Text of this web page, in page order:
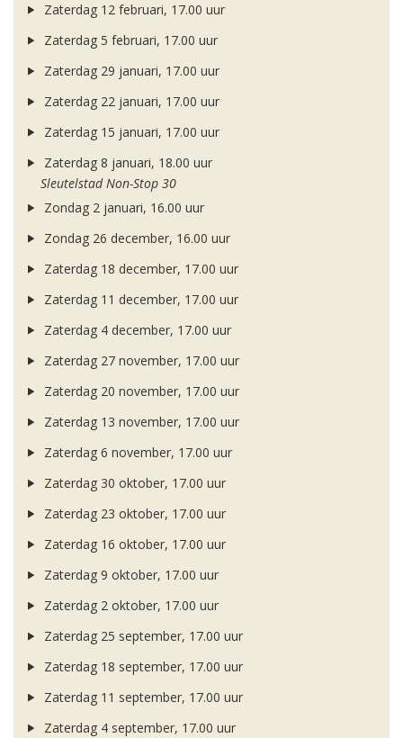
Zaterdag 12 februari, 17.00 uur
Zaterdag 5 februari, 17.00 uur
Zaterdag 29 januari, 17.00 uur
Zaterdag 22 januari, 17.00 uur
Zaterdag 15 januari, 17.00 uur
Zaterdag 8 januari, 18.00 uur
Sleutelstad Non-Stop 30
Zondag 2 januari, 16.00 uur
Zondag 26 december, 16.00 uur
Zaterdag 18 december, 17.00 uur
Zaterdag 11 december, 17.00 uur
Zaterdag 4 december, 17.00 uur
Zaterdag 27 november, 17.00 uur
Zaterdag 20 november, 17.00 uur
Zaterdag 13 november, 17.00 uur
Zaterdag 6 november, 17.00 uur
Zaterdag 30 oktober, 17.00 uur
Zaterdag 23 oktober, 17.00 uur
Zaterdag 16 oktober, 17.00 uur
Zaterdag 9 oktober, 17.00 uur
Zaterdag 2 oktober, 17.00 uur
Zaterdag 25 september, 17.00 uur
Zaterdag 18 september, 17.00 uur
Zaterdag 11 september, 17.00 uur
Zaterdag 4 september, 17.00 uur